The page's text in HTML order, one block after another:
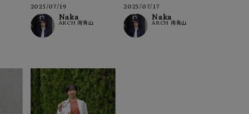
2025/07/19
Naka
ARCH 南青山
2025/07/17
Naka
ARCH 南青山